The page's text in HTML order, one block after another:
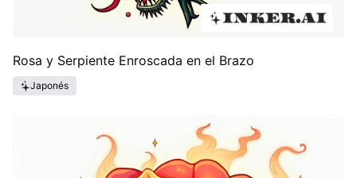
Rosa y Serpiente Enroscada en el Brazo
Japonés